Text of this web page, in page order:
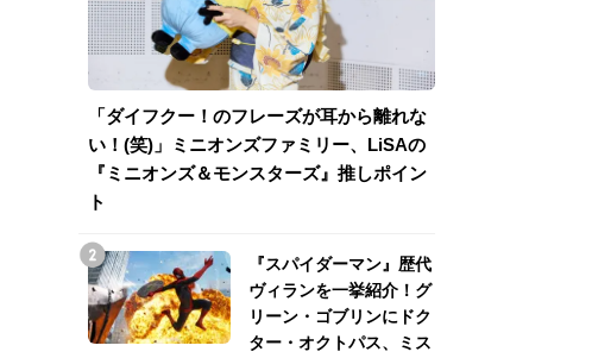
「ダイフクー！のフレーズが耳から離れな
い！(笑)」ミニオンズファミリー、LiSAの
『ミニオンズ＆モンスターズ』推しポイン
ト
『スパイダーマン』歴代
ヴィランを一挙紹介！グ
リーン・ゴブリンにドク
ター・オクトパス、ミス